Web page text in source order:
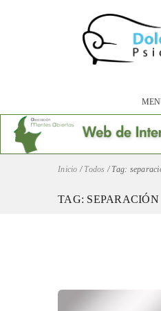
Inicio / Todos / Tag:
TAG: SEPARACIÓN